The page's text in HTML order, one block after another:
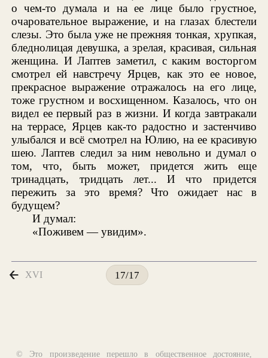
о чем-то думала и на ее лице было грустное,
очаровательное выражение, и на глазах блестели
слезы. Это была уже не прежняя тонкая, хрупкая,
бледнолицая девушка, а зрелая, красивая, сильная
женщина. И Лаптев заметил, с каким восторгом
смотрел ей навстречу Ярцев, как это ее новое,
прекрасное выражение отражалось на его лице,
тоже грустном и восхищенном. Казалось, что он
видел ее первый раз в жизни. И когда завтракали
на террасе, Ярцев как-то радостно и застенчиво
улыбался и всё смотрел на Юлию, на ее красивую
шею. Лаптев следил за ним невольно и думал о
том, что, быть может, придется жить еще
тринадцать, тридцать лет... И что придется
пережить за это время? Что ожидает нас в
будущем?
И думал:
«Поживем — увидим».
XVI 17/17
© Это произведение перешло в общественное достояние,